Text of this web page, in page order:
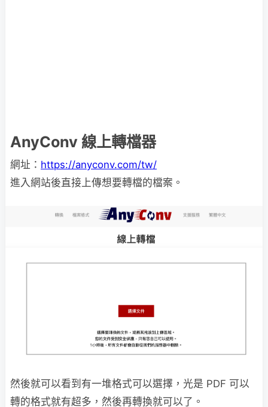
AnyConv 線上轉檔器
網址： https://anyconv.com/tw/
進入網站後直接上傳想要轉檔的檔案。
然後就可以看到有一堆格式可以選擇，光是 PDF 可以
轉的格式就有超多，然後再轉換就可以了。